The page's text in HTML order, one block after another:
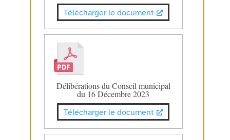
Télécharger le document
Délibérations du Conseil municipal
du 16 Décembre 2023
Télécharger le document